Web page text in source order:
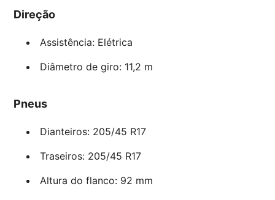
Direção
Assistência: Elétrica
Diâmetro de giro: 11,2 m
Pneus
Dianteiros: 205/45 R17
Traseiros: 205/45 R17
Altura do flanco: 92 mm